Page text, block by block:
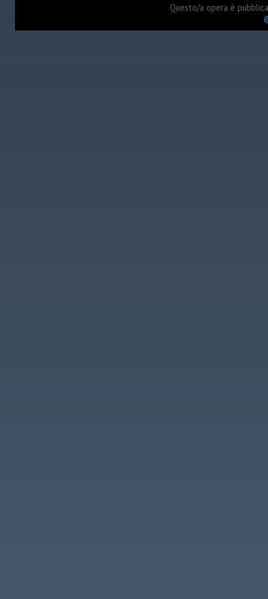
Questo/a opera è